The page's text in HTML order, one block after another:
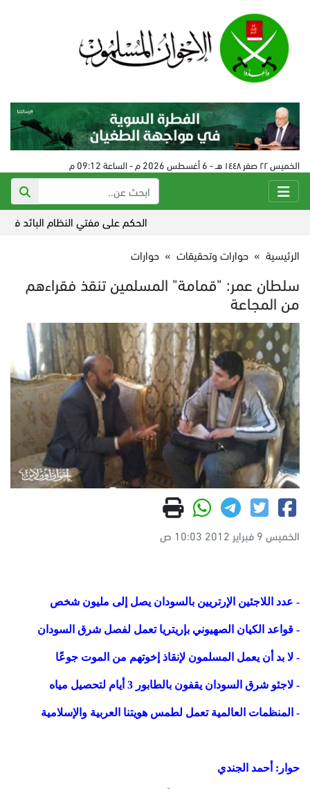
الخميس ٢٢ صفر ١٤٤٨ هـ - 6 أغسطس 2026 م - الساعة 09:12 م
الحكم على مفتي النظام البائد في سورية 24 أغسطس
الرئيسية » حوارات وتحقيقات » حوارات
سلطان عمر: "قمامة" المسلمين تنقذ فقراءهم
من المجاعة
الخميس 9 فبراير 2012 10:03 ص
- عدد اللاجئين الإرتريين بالسودان يصل إلى مليون شخص
- قواعد الكيان الصهيوني بإريتريا تعمل لفصل شرق السودان
- لا بد أن يعمل المسلمون لإنقاذ إخوتهم من الموت جوعًا
- لاجئو شرق السودان يقفون بالطابور 3 أيام لتحصيل مياه
- المنظمات العالمية تعمل لطمس هويتنا العربية والإسلامية
حوار: أحمد الجندي